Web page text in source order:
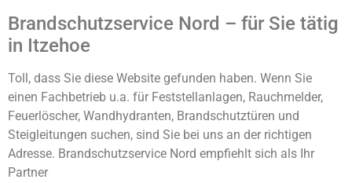
Brandschutzservice Nord – für Sie tätig
in Itzehoe
Toll, dass Sie diese Website gefunden haben. Wenn Sie
einen Fachbetrieb u.a. für Feststellanlagen, Rauchmelder,
Feuerlöscher, Wandhydranten, Brandschutztüren und
Steigleitungen suchen, sind Sie bei uns an der richtigen
Adresse. Brandschutzservice Nord empfiehlt sich als Ihr
Partner